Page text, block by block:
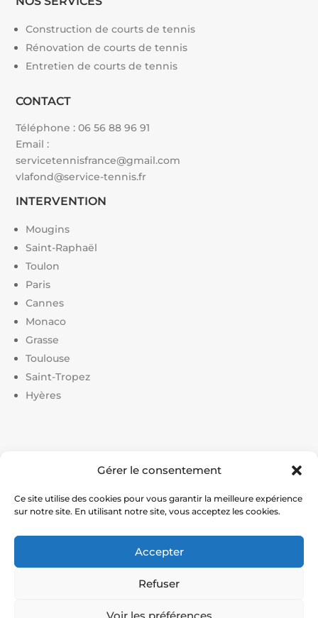
Gérer le consentement
Ce site utilise des cookies pour vous garantir la meilleure expérience
sur notre site. En utilisant notre site, vous acceptez les cookies.
Accepter
Refuser
Voir les préférences
Construction de courts de tennis
Rénovation de courts de tennis
Entretien de courts de tennis
CONTACT
Téléphone :06 56 88 96 91
Email :
servicetennisfrance@gmail.com
vlafond@service-tennis.fr
INTERVENTION
Mougins
Saint-Raphaël
Toulon
Paris
Cannes
Monaco
Grasse
Toulouse
Saint-Tropez
Hyères
Liens utiles :
tennis|Prix construction terrain de tennis|Devis
construction terrain de pickleball|Prix construction
© Service Tennis – Expert en construction et rénovation
de courts de tennis en France